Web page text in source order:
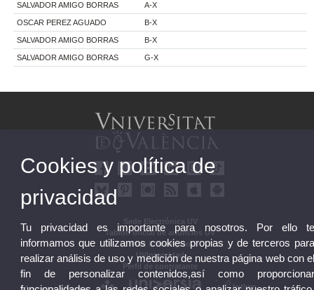
SALVADOR AMIGO BORRAS
A-X
OSCAR PEREZ AGUADO B-X
SALVADOR AMIGO BORRAS B-X
SALVADOR AMIGO BORRAS G-X
Sede Electrónica UV
Tablón oficial de anuncios UV
Plan Estratégico
UVintegridad
Perfil de contratante
Cookies y política de
privacidad
Tu privacidad es importante para nosotros. Por ello
informamos que utilizamos cookies propias y de terceros
realizar análisis de uso y medición de nuestra página web con
fin de personalizar contenidos,así como